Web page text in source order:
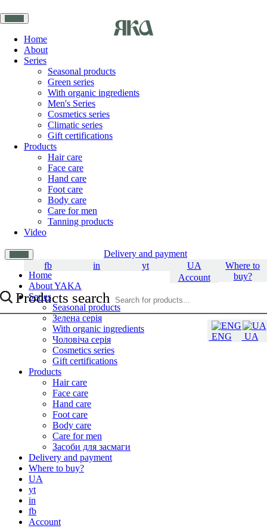
Home
About
Series
Seasonal products
Green series
With organic ingredients
Men's Series
Cosmetics series
Climatic series
Gift certifications
Products
Hair care
Face care
Hand care
Foot care
Body care
Care for men
Tanning products
Video
Delivery and payment
Where to
buy?
UA
UA
ENG
yt
in
fb
Account
Products search
Home
About YAKA
Series
Seasonal products
Зелена серія
With organic ingredients
Чоловіча серія
Cosmetics series
Gift certifications
Products
Hair care
Face care
Hand care
Foot care
Body care
Care for men
Засоби для засмаги
Delivery and payment
Where to buy?
UA
yt
in
fb
Account